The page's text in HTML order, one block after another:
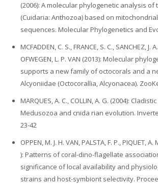
(2006): A molecular phylogenetic analysis of
(Cuidaria: Anthozoa) based on
sequences. Molecular Phylogenetics and
MCFADDEN, C. S., FRANCE, S. C., SANCHEZ, J.
OFWEGEN, L. P. VAN (2013): Molecular
supports a new family of octocorals and a
Alcyoniidae (Octocorallia, Alcyonacea).
MARQUES, A. C., COLLIN, A. G. (2004):
Medusozoa and cnida rian evolution.
23-42
OPPEN, M. J. H. VAN, PALSTA, F. P., PIQUET, A.
): Patterns of coral-dino-flagellate
significance of local availability and
strains and host-symbiont selectivity.